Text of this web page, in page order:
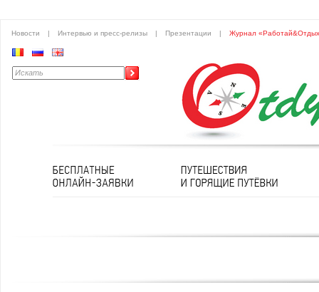
Новости | Интервью и пресс-релизы | Презентации | Журнал